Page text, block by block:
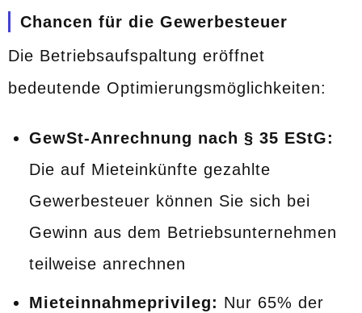
Chancen für die Gewerbesteuer
Die Betriebsaufspaltung eröffnet
bedeutende Optimierungsmöglichkeiten:
GewSt-Anrechnung nach § 35 EStG:
Die auf Mieteinkünfte gezahlte
Gewerbesteuer können Sie sich bei
Gewinn aus dem Betriebsunternehmen
teilweise anrechnen
Mieteinnahmeprivileg: Nur 65% der